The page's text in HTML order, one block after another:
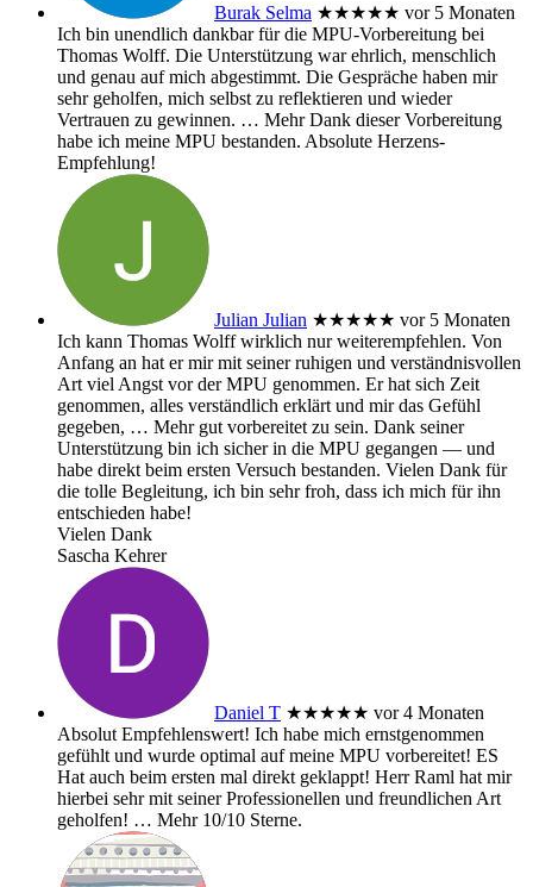
Burak Selma ★★★★★ vor 5 Monaten
Ich bin unendlich dankbar für die MPU-Vorbereitung bei
Thomas Wolff. Die Unterstützung war ehrlich, menschlich
und genau auf mich abgestimmt. Die Gespräche haben mir
sehr geholfen, mich selbst zu reflektieren und wieder
Vertrauen zu gewinnen. … MehrDank dieser Vorbereitung
habe ich meine MPU bestanden. Absolute Herzens-
Empfehlung!
Julian Julian ★★★★★ vor 5 Monaten
Ich kann Thomas Wolff wirklich nur weiterempfehlen. Von
Anfang an hat er mir mit seiner ruhigen und verständnisvollen
Art viel Angst vor der MPU genommen. Er hat sich Zeit
genommen, alles verständlich erklärt und mir das Gefühl
gegeben, … Mehrgut vorbereitet zu sein. Dank seiner
Unterstützung bin ich sicher in die MPU gegangen — und
habe direkt beim ersten Versuch bestanden. Vielen Dank für
die tolle Begleitung, ich bin sehr froh, dass ich mich für ihn
entschieden habe!
Vielen Dank
Sascha Kehrer
Daniel T ★★★★★ vor 4 Monaten
Absolut Empfehlenswert! Ich habe mich ernstgenommen
gefühlt und wurde optimal auf meine MPU vorbereitet! ES
Hat auch beim ersten mal direkt geklappt! Herr Raml hat mir
hierbei sehr mit seiner Professionellen und freundlichen Art
geholfen! … Mehr10/10 Sterne.